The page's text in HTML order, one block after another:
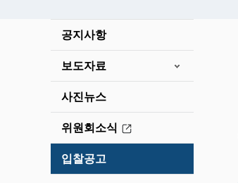
공지사항
보도자료
사진뉴스
위원회소식
입찰공고